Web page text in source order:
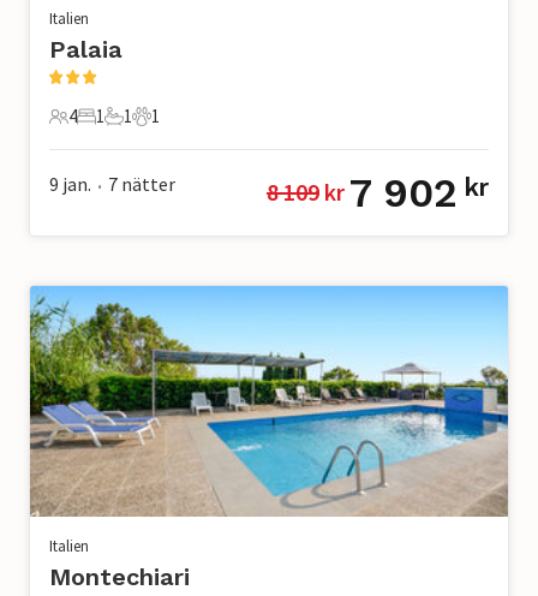
Italien
Palaia
4 Gäster
4
1 Sovrum
1
1 Badrum
1
1 Husdjur
1
9 jan. • 7 nätter 8 109 kr 7 902 kr
Italien
Montechiari